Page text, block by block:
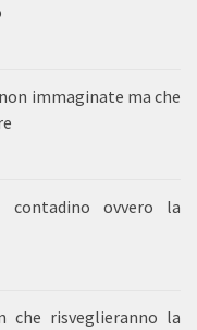
immaginate ma che
contadino ovvero la
risveglieranno la